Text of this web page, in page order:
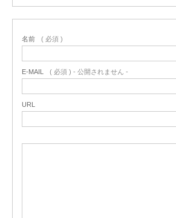
名前 ( 必須 )
E-MAIL ( 必須 ) - 公開されません -
URL